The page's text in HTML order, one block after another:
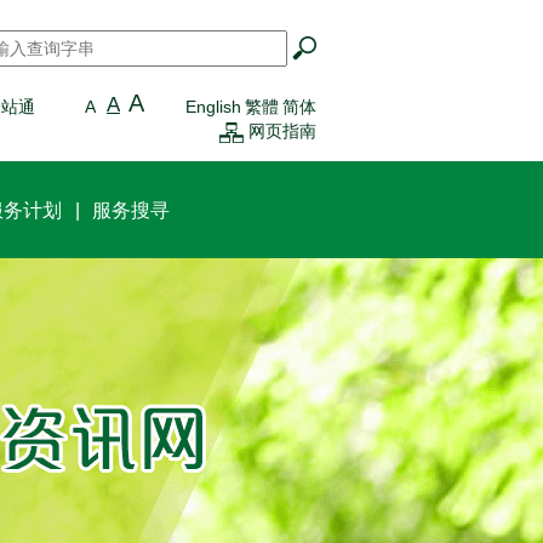
*
通 A A A English 繁體 简体
网页指南
计划 服务搜寻